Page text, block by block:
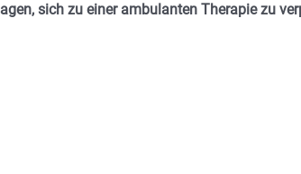
sich zu einer ambulanten Therapie zu